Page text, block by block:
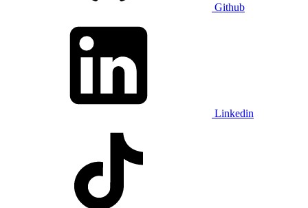
Github
Linkedin